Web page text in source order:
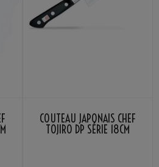
COUTEAU JAPONAIS CHEF
TOJIRO DP SÉRIE 18CM